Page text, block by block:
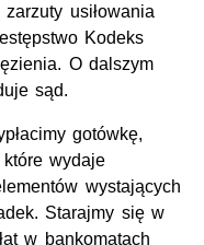
usiłowania
Kodeks
O dalszym
sąd.
gotówkę,
wydaje
wystających
Starajmy się w
w bankomatach